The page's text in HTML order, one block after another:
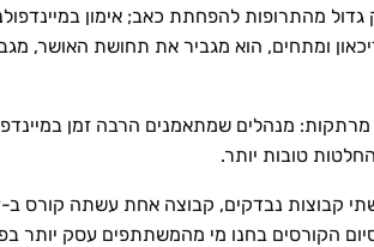
מהתרופות להפחתת כאב; אימון
מנהלים שמתאמנים הרבה זמן
טובות יותר.
הקורסים בחנו מי מהמשתתפים עסק יותר